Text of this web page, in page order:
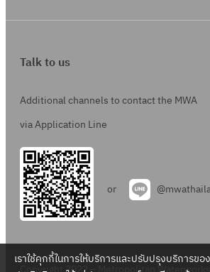
Talk to us
Additional channels to contact the MWA
via Application Line
or
เราใช้คุกกี้ในการให้บริการและปรับปรุงบริการขอ